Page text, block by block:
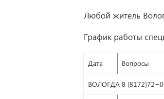
Любой житель
График работы
Дата Вопросы
ВОЛОГДА 8